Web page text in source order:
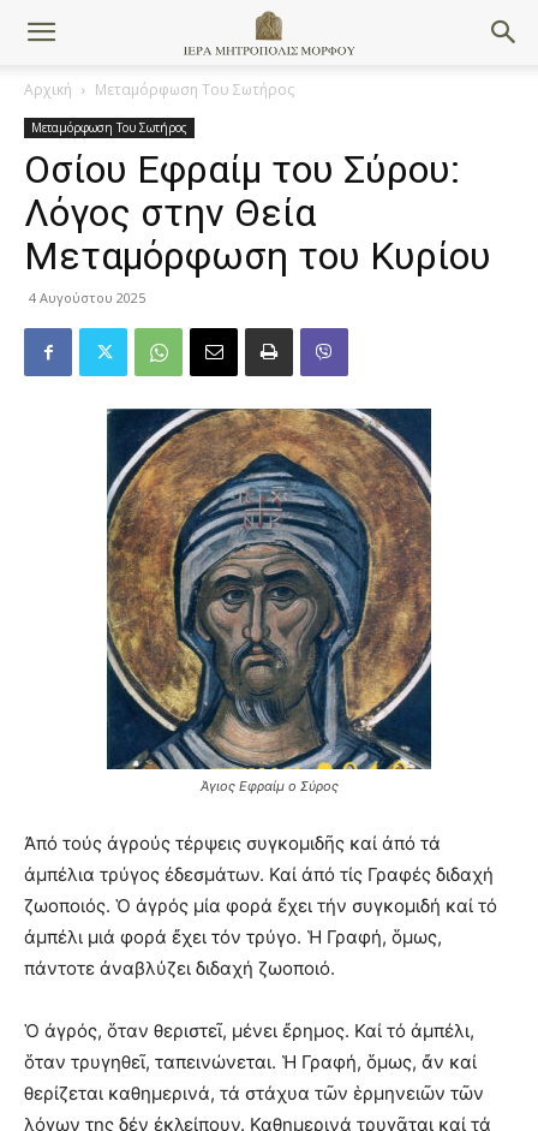
Αρχική Μεταμόρφωση Του Σωτήρος
Μεταμόρφωση Του Σωτήρος
Οσίου Εφραίμ του Σύρου:
Λόγος στην Θεία
Μεταμόρφωση του Κυρίου
4 Αυγούστου 2025
Άγιος Εφραίμ ο Σύρος
Ἀπό τούς ἀγρούς τέρψεις συγκομιδῆς καί ἀπό τά
ἀμπέλια τρύγος ἐδεσμάτων. Καί ἀπό τίς Γραφές διδαχή
ζωοποιός. Ὁ ἀγρός μία φορά ἔχει τήν συγκομιδή καί τό
ἀμπέλι μιά φορά ἔχει τόν τρύγο. Ἡ Γραφή, ὅμως,
πάντοτε ἀναβλύζει διδαχή ζωοποιό.
Ὁ ἀγρός, ὅταν θεριστεῖ, μένει ἔρημος. Καί τό ἀμπέλι,
ὅταν τρυγηθεῖ, ταπεινώνεται. Ἡ Γραφή, ὅμως, ἄν καί
θερίζεται καθημερινά, τά στάχυα τῶν ἑρμηνειῶν τῶν
λόγων της δέν ἐκλείπουν. Καθημερινά τρυγᾶται καί τά